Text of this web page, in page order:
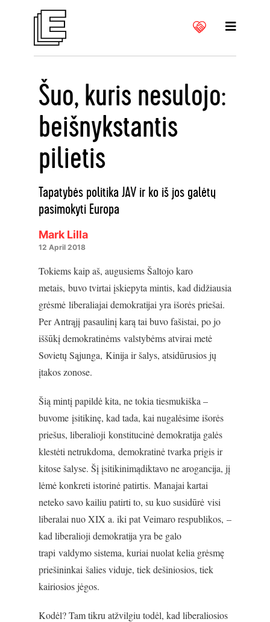
Šuo, kuris nesulojo:
beišnykstantis
pilietis
Tapatybės politika JAV ir ko iš jos galėtų
pasimokyti Europa
Mark Lilla
12 April 2018
Tokiems kaip aš, augusiems Šaltojo karo
metais, buvo tvirtai įskiepyta mintis, kad didžiausia
grėsmė liberaliajai demokratijai yra išorės priešai.
Per Antrąjį pasaulinį karą tai buvo fašistai, po jo
iššūkį demokratinėms valstybėms atvirai metė
Sovietų Sąjunga, Kinija ir šalys, atsidūrusios jų
įtakos zonose.
Šią mintį papildė kita, ne tokia tiesmukiška –
buvome įsitikinę, kad tada, kai nugalėsime išorės
priešus, liberalioji konstitucinė demokratija galės
klestėti netrukdoma, demokratinė tvarka prigis ir
kitose šalyse. Šį įsitikinimądiktavo ne arogancija, jį
lėmė konkreti istorinė patirtis. Manajai kartai
neteko savo kailiu patirti to, su kuo susidūrė visi
liberalai nuo XIX a. iki pat Veimaro respublikos, –
kad liberalioji demokratija yra be galo
trapi valdymo sistema, kuriai nuolat kelia grėsmę
priešininkai šalies viduje, tiek dešiniosios, tiek
kairiosios jėgos.
Kodėl? Tam tikru atžvilgiu todėl, kad liberaliosios